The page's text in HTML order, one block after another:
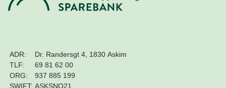
ADR:
Dr. Randersgt 4, 1830 Askim
TLF:
69 81 62 00
ORG:
937 885 199
SWIFT: ASKSNO21